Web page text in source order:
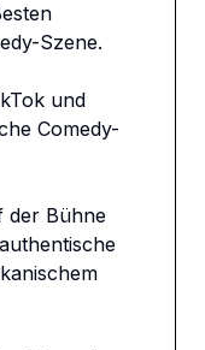
Szene.
und
Comedy-
der Bühne